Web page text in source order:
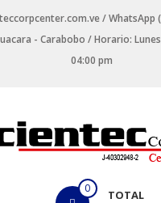
/ WhatsApp
- Carabobo / Horario:
04:00 pm
0 TOTAL